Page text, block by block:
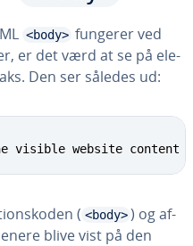
<body> fungerer ved
er det værd at se på ele­
Den ser således ud:
visible website content
( <body> ) og af­
blive vist på den